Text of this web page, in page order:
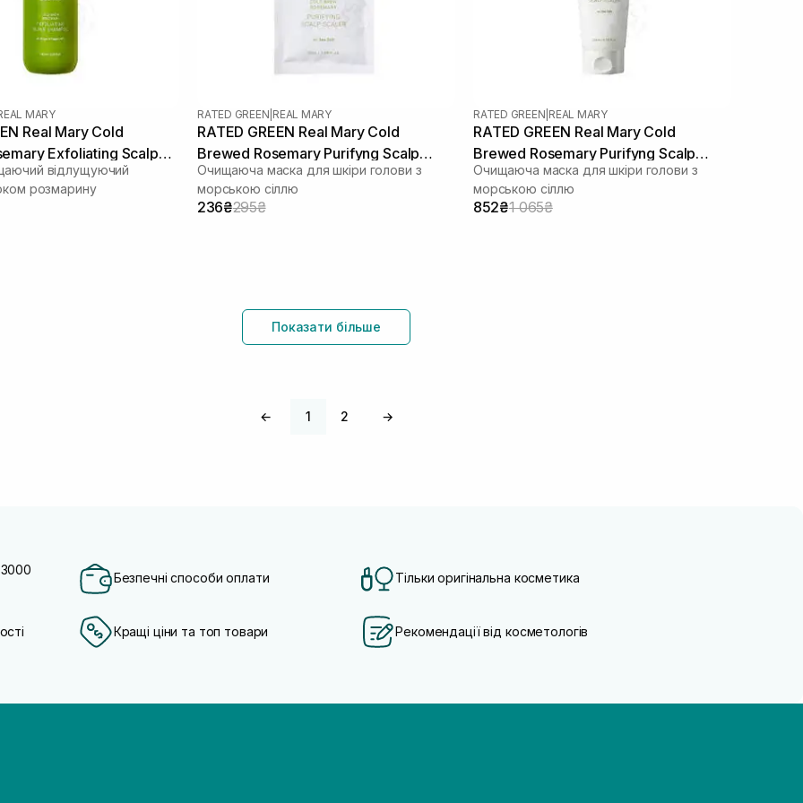
MARY
Real Mary Cold
Exfoliating Scalp
мл
відлущуючий
розмарину
RATED GREEN REAL MARY
RATED GREEN Real Mary Cold
Brewed Rosemary Purifyng Scalp
Scaler 50 мл
Очищаюча маска для шкіри голови з
морською сіллю
236₴295₴
RATED GREEN REAL MARY
RATED GREEN Real Mary Cold
Brewed Rosemary Purifyng Scalp
Scaler 200 мл
Очищаюча маска для шкіри голови з
морською сіллю
852₴1 065₴
Показати більше
← 1 2 →
Безпечні способи оплати Тільки оригінальна косметика
Кращі ціни та топ товари Рекомендації від косметологів